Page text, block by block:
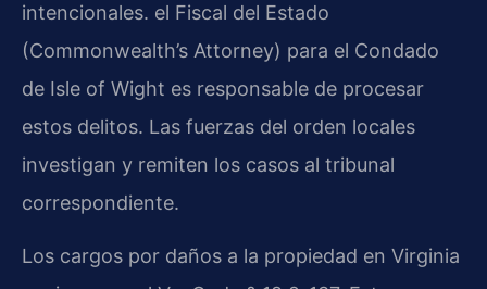
intencionales. el Fiscal del Estado
(Commonwealth’s Attorney) para el Condado
de Isle of Wight es responsable de procesar
estos delitos. Las fuerzas del orden locales
investigan y remiten los casos al tribunal
correspondiente.
Los cargos por daños a la propiedad en Virginia